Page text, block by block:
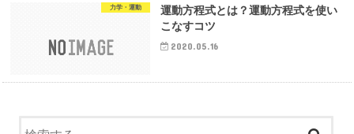
力学・運動
運動方程式とは？運動方程式を使い
こなすコツ
2020.05.16